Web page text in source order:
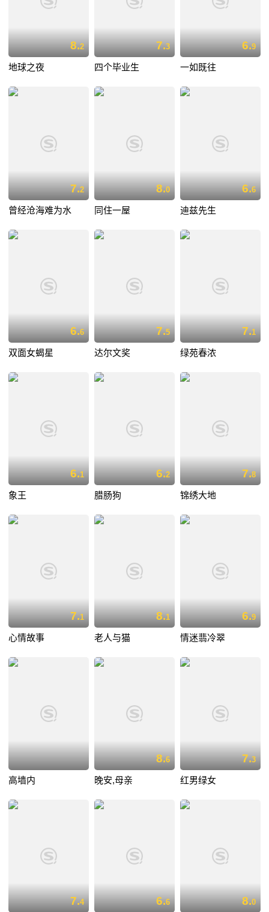
8.2
地球之夜
7.3
四个毕业生
6.9
一如既往
7.2
曾经沧海难为水
8.0
同住一屋
6.6
迪兹先生
6.6
双面女蝎星
7.5
达尔文奖
7.1
绿苑春浓
6.1
象王
6.2
腊肠狗
7.8
锦绣大地
7.1
心情故事
8.1
老人与猫
6.9
情迷翡冷翠
高墙内
8.6
晚安,母亲
7.3
红男绿女
7.4 6.6 8.0